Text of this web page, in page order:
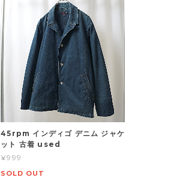
45rpm インディゴ デニム ジャケ
ット 古着 used
¥999
SOLD OUT